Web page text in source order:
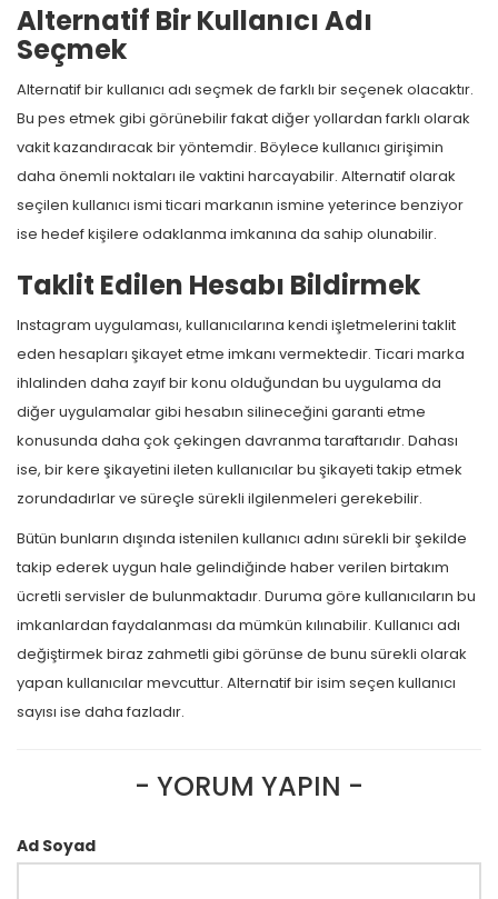
Alternatif Bir Kullanıcı Adı
Seçmek
Alternatif bir kullanıcı adı seçmek de farklı bir seçenek olacaktır.
Bu pes etmek gibi görünebilir fakat diğer yollardan farklı olarak
vakit kazandıracak bir yöntemdir. Böylece kullanıcı girişimin
daha önemli noktaları ile vaktini harcayabilir. Alternatif olarak
seçilen kullanıcı ismi ticari markanın ismine yeterince benziyor
ise hedef kişilere odaklanma imkanına da sahip olunabilir.
Taklit Edilen Hesabı Bildirmek
Instagram uygulaması, kullanıcılarına kendi işletmelerini taklit
eden hesapları şikayet etme imkanı vermektedir. Ticari marka
ihlalinden daha zayıf bir konu olduğundan bu uygulama da
diğer uygulamalar gibi hesabın silineceğini garanti etme
konusunda daha çok çekingen davranma taraftarıdır. Dahası
ise, bir kere şikayetini ileten kullanıcılar bu şikayeti takip etmek
zorundadırlar ve süreçle sürekli ilgilenmeleri gerekebilir.
Bütün bunların dışında istenilen kullanıcı adını sürekli bir şekilde
takip ederek uygun hale gelindiğinde haber verilen birtakım
ücretli servisler de bulunmaktadır. Duruma göre kullanıcıların bu
imkanlardan faydalanması da mümkün kılınabilir. Kullanıcı adı
değiştirmek biraz zahmetli gibi görünse de bunu sürekli olarak
yapan kullanıcılar mevcuttur. Alternatif bir isim seçen kullanıcı
sayısı ise daha fazladır.
- YORUM YAPIN -
Ad Soyad